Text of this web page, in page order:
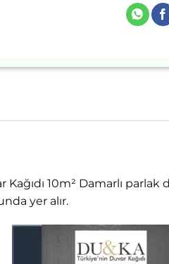
10m² Damarlı
yer alır.